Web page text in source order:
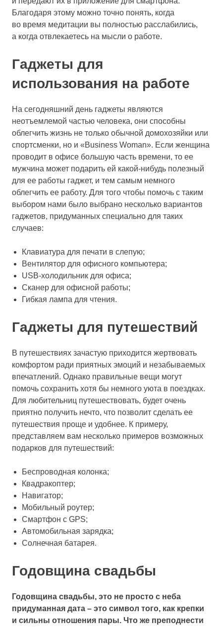
Благодаря этому можно точно понять, когда
во время медитации вы полностью расслабились,
а когда отвлекаетесь на мысли о работе.
Гаджеты для
использования на работе
На сегодняшний день гаджеты являются
неотъемлемой частью человека, они способны
облегчить жизнь не только обычной домохозяйки или
спортсменки, но и «Вusiness Woman». Если женщина
проводит в офисе большую часть времени, то ее
мужчина может подарить ей какой-нибудь полезный
для ее работы гаджет, и тем самым немного
облегчить ее работу. Для того чтобы помочь с таким
выбором нами было выбрано несколько вариантов
гаджетов, придуманных специально для таких
случаев:
Клавиатура для печати в слепую;
Вентилятор для офисного компьютера;
USB-холодильник для офиса;
Сканер для офисной работы;
Гибкая лампа для чтения.
Гаджеты для путешествий
В путешествиях зачастую приходится жертвовать
комфортом ради приятных эмоций и незабываемых
впечатлений. Однако правильные вещи могут
помочь сохранить хотя бы немного уюта в поездках.
Для любительниц путешествовать, будет очень
приятно получить нечто, что позволит сделать ее
путешествия проще и удобнее. К примеру,
представляем вам несколько примеров возможных
подарков для путешествий:
Беспроводная колонка;
Квадракоптер;
Навигатор;
Мобильный роутер;
Cмартфон c GPS;
Автомобильная зарядка;
Солнечная батарея.
Годовщина свадьбы
Годовщина свадьбы, это не просто с неба
придуманная дата – это символ того, как крепки
и сильны отношения пары. Что же преподнести